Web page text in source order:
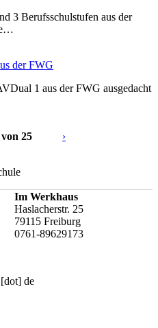
3 Berufsschulstufen aus der
der FWG
1 aus der FWG ausgedacht
von 25
›
Im Werkhaus
Haslacherstr. 25
79115 Freiburg
0761-89629173
[dot] de